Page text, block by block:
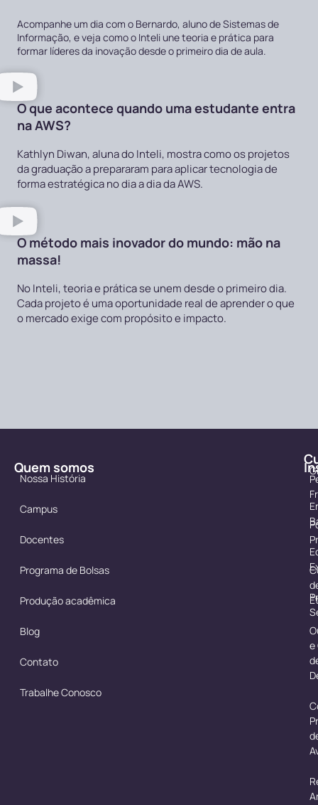
Acompanhe um dia com o Bernardo, aluno de Sistemas de
Informação, e veja como o Inteli une teoria e prática para
formar líderes da inovação desde o primeiro dia de aula.
O que acontece quando uma estudante entra
na AWS?
Kathlyn Diwan, aluna do Inteli, mostra como os projetos
da graduação a prepararam para aplicar tecnologia de
forma estratégica no dia a dia da AWS.
O método mais inovador do mundo: mão na
massa!
No Inteli, teoria e prática se unem desde o primeiro dia.
Cada projeto é uma oportunidade real de aprender o que
o mercado exige com propósito e impacto.
Quem somos
Nossa História
Campus
Docentes
Programa de Bolsas
Produção acadêmica
Blog
Contato
Trabalhe Conosco
e